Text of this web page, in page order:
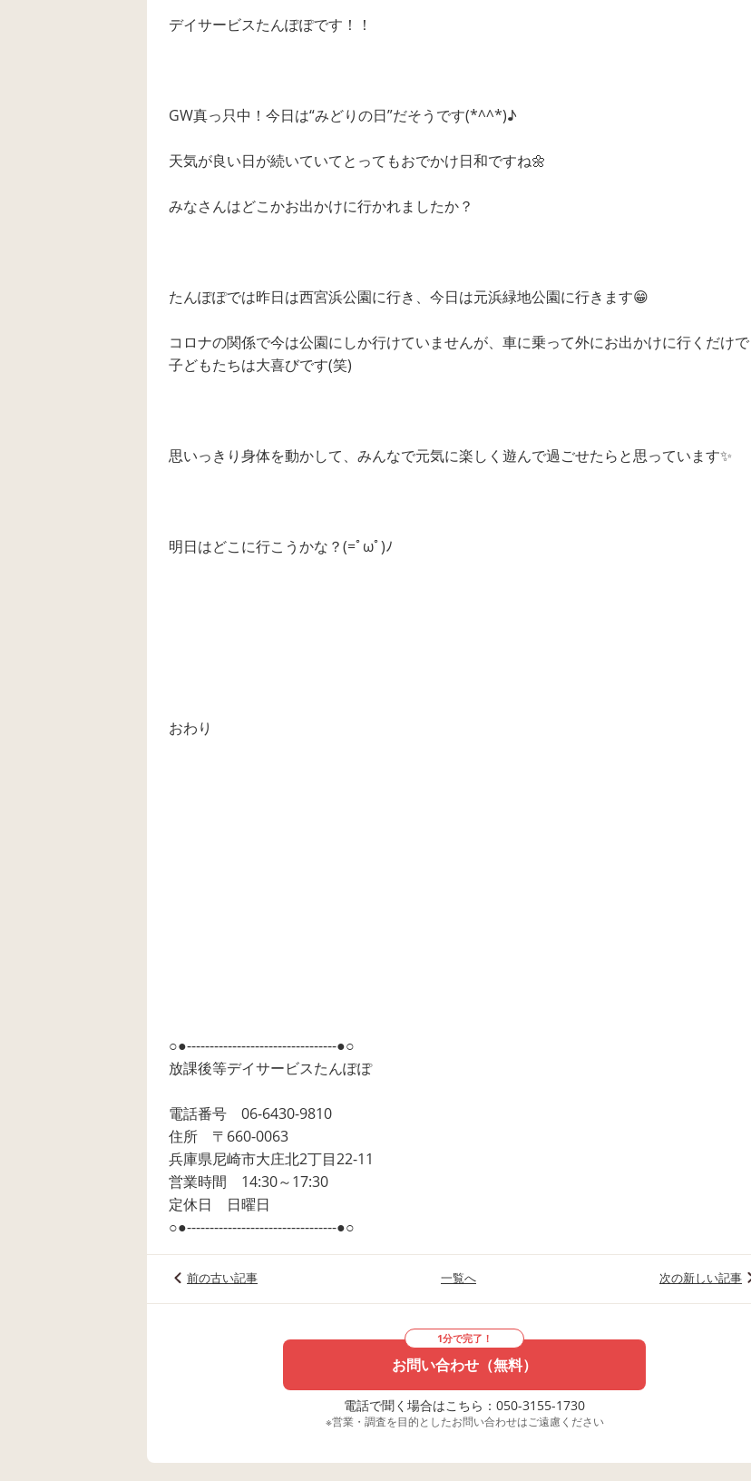
デイサービスたんぽぽです！！
GW真っ只中！今日は“みどりの日”だそうです(*^^*)♪
天気が良い日が続いていてとってもおでかけ日和ですね🌼
みなさんはどこかお出かけに行かれましたか？
たんぽぽでは昨日は西宮浜公園に行き、今日は元浜緑地公園に行きます😁
コロナの関係で今は公園にしか行けていませんが、車に乗って外にお出かけに行くだけで
子どもたちは大喜びです(笑)
思いっきり身体を動かして、みんなで元気に楽しく遊んで過ごせたらと思っています✨
明日はどこに行こうかな？(=ﾟωﾟ)ﾉ
おわり
○●---------------------------------●○
放課後等デイサービスたんぽぽ
電話番号 06-6430-9810
住所 〒660-0063
兵庫県尼崎市大庄北2丁目22-11
営業時間 14:30～17:30
定休日 日曜日
○●---------------------------------●○
前の古い記事 一覧へ 次の新しい記事
1分で完了！
お問い合わせ（無料）
電話で聞く場合はこちら：050-3155-1730
※営業・調査を目的としたお問い合わせはご遠慮ください